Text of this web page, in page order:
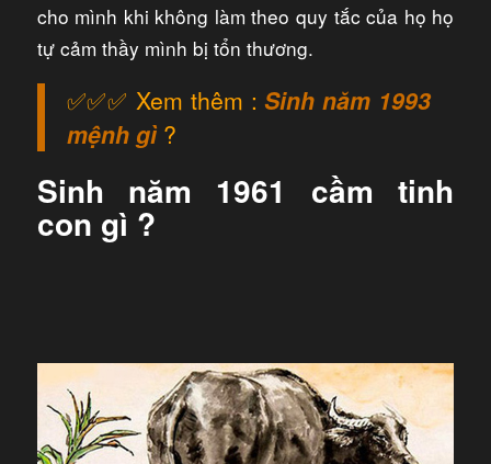
cho mình khi không làm theo quy tắc của họ họ
tự cảm thầy mình bị tổn thương.
✅✅✅ Xem thêm : Sinh năm 1993
mệnh gì ?
Sinh năm 1961 cầm tinh
con gì ?